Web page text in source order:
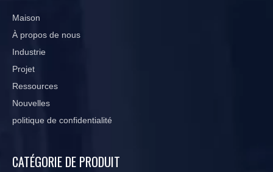
Maison
À propos de nous
Industrie
Projet
Ressources
Nouvelles
politique de confidentialité
CATÉGORIE DE PRODUIT